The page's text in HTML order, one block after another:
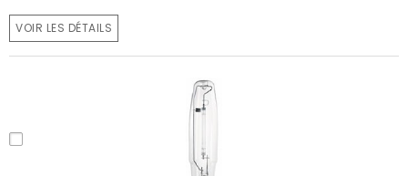
VOIR LES DÉTAILS